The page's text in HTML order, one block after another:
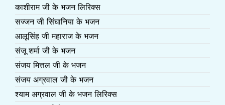
काशीराम जी के भजन लिरिक्स
सज्जन जी सिंघानिया के भजन
आलूसिंह जी महाराज के भजन
संजू शर्मा जी के भजन
संजय मित्तल जी के भजन
संजय अग्रवाल जी के भजन
श्याम अग्रवाल जी के भजन लिरिक्स